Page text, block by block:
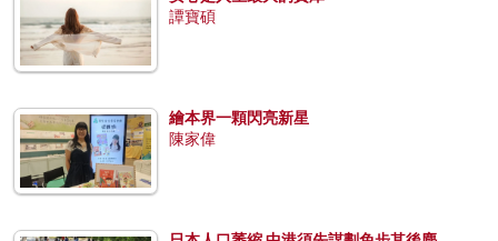
譚寶碩
繪本界一顆閃亮新星
陳家偉